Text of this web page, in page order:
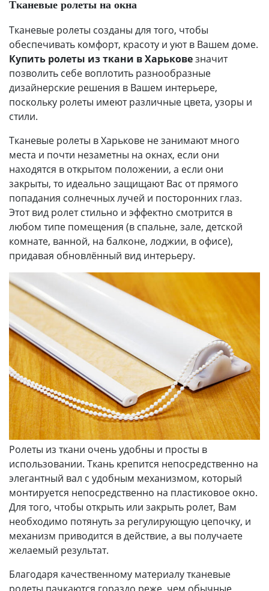
Тканевые ролеты на окна
Тканевые ролеты созданы для того, чтобы
обеспечивать комфорт, красоту и уют в Вашем доме.
Купить ролеты из ткани в Харьковезначит
позволить себе воплотить разнообразные
дизайнерские решения в Вашем интерьере,
поскольку ролеты имеют различные цвета, узоры и
стили.
Тканевые ролеты в Харькове не занимают много
места и почти незаметны на окнах, если они
находятся в открытом положении, а если они
закрыты, то идеально защищают Вас от прямого
попадания солнечных лучей и посторонних глаз.
Этот вид ролет стильно и эффектно смотрится в
любом типе помещения (в спальне, зале, детской
комнате, ванной, на балконе, лоджии, в офисе),
придавая обновлённый вид интерьеру.
Ролеты из ткани очень удобны и просты в
использовании. Ткань крепится непосредственно на
элегантный вал с удобным механизмом, который
монтируется непосредственно на пластиковое окно.
Для того, чтобы открыть или закрыть ролет, Вам
необходимо потянуть за регулирующую цепочку, и
механизм приводится в действие, а вы получаете
желаемый результат.
Благодаря качественному материалу тканевые